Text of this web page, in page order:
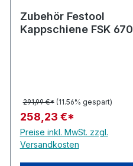
Zubehör Festool
Kappschiene FSK 670
291,99 €* (11.56% gespart)
258,23 €*
Preise inkl. MwSt. zzgl.
Versandkosten